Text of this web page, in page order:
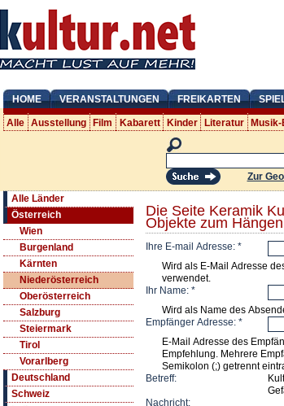
HOME VERANSTALTUNGEN FREIKARTEN
Alle Ausstellung Film Kabarett Kinder Literatur Musik-
Zur
Alle Länder
Österreich
Wien
Burgenland
Kärnten
Niederösterreich
Oberösterreich
Salzburg
Steiermark
Tirol
Vorarlberg
Deutschland
Schweiz
Die Seite Keramik
Objekte zum
Ihre E-mail Adresse: *
Wird als E-Mail Adresse
verwendet.
Ihr Name: *
Wird als Name des
Empfänger Adresse: *
E-Mail Adresse des
Empfehlung. Mehrere
Semikolon (;) getrennt
Betreff:
Nachricht: